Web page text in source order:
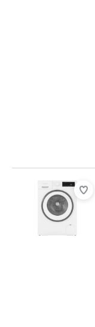
Beoordeling is 9,0 van